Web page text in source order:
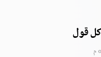
قول